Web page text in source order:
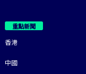
重點新聞
香港
中國